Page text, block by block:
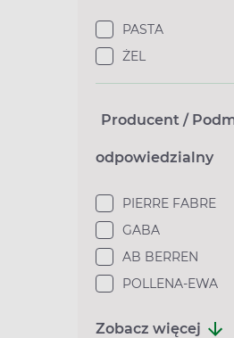
PASTA
ŻEL
Producent /
odpowiedzialny
PIERRE FABRE
GABA
AB BERREN
POLLENA-EWA
Zobacz więcej